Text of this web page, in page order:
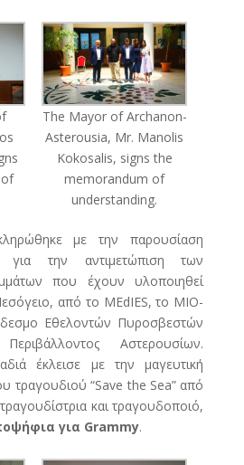
The Mayor of Archanon-
Asterousia, Mr. Manolis
Kokosalis, signs the
memorandum of
understanding.
με την παρουσίαση
για την αντιμετώπιση των
που έχουν υλοποιηθεί
από το MEdIES, το MIO-
Εθελοντών Πυροσβεστών
Αστερουσίων.
έκλεισε με την μαγευτική
τραγουδιού “Save the Sea” από
και τραγουδοποιό,
για Grammy.